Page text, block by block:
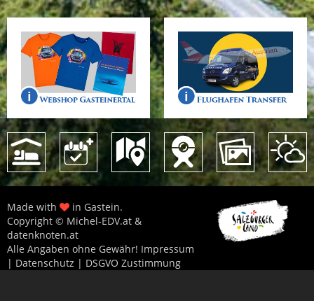
Made with
in Gastein.
Copyright © Michel-EDV.at &
datenknoten.at
Alle Angaben ohne Gewähr! Impressum
| Datenschutz | DSGVO Zustimmung